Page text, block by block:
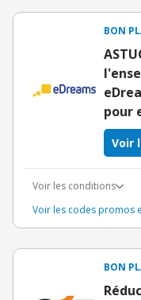
BON
pour
Voir
Voir les conditions
Voir les codes promos
BON